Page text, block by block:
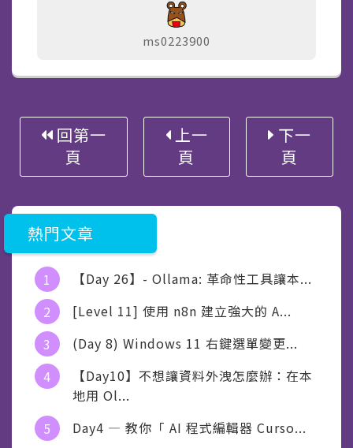
ms0223900
回第一
頁
上一
頁
下一
頁
熱門文章
【Day 26】- Ollama: 革命性工具讓本...
[Level 11] 使用 n8n 建立強大的 A...
(Day 8) Windows 11 右鍵選單變更...
【Day10】不想讓資料外洩怎麼辦：在本
地用 Ol...
Day4 — 教你「 AI 程式編輯器 Curso...